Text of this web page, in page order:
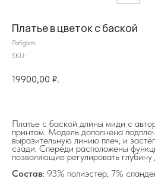
Платье в цветок с баской
Pafigizm
SKU:
19900,00 ₽.
Платье с баской длины миди с
принтом. Модель дополнена
выразительную линию плеч, и
сзади. Спереди расположены
позволяющие регулировать глубину
Состав: 93% полиэстер, 7%
info@frwl.store
+7 919 690-30-30